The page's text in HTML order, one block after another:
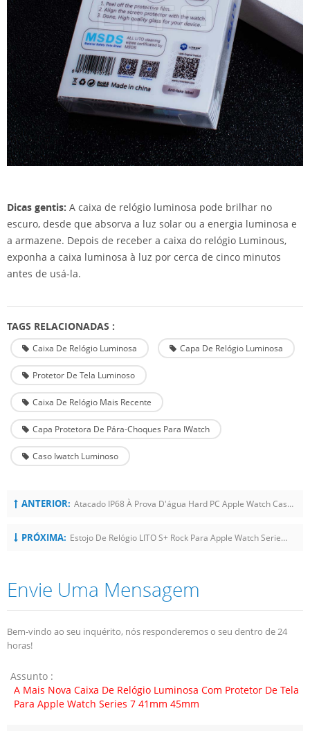
Dicas gentis: A caixa de relógio luminosa pode brilhar no
escuro, desde que absorva a luz solar ou a energia luminosa e
a armazene. Depois de receber a caixa do relógio Luminous,
exponha a caixa luminosa à luz por cerca de cinco minutos
antes de usá-la.
TAGS RELACIONADAS :
Caixa De Relógio Luminosa Capa De Relógio Luminosa
Protetor De Tela Luminoso
Caixa De Relógio Mais Recente
Capa Protetora De Pára-Choques Para IWatch
Caso Iwatch Luminoso
ANTERIOR: Atacado IP68 À Prova D'água Hard PC Apple Watch Case Capa Protetora Para Iwatch 41mm 45mm
PRÓXIMA: Estojo De Relógio LITO S+ Rock Para Apple Watch Series 7 41MM 45MM
Envie Uma Mensagem
Bem-vindo ao seu inquérito, nós responderemos o seu dentro de 24
horas!
Assunto :
A Mais Nova Caixa De Relógio Luminosa Com Protetor De Tela
Para Apple Watch Series 7 41mm 45mm